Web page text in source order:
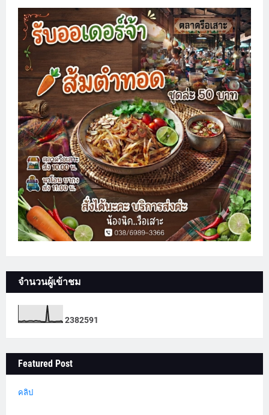
จำนวนผู้เข้าชม
2382591
Featured Post
คลิป